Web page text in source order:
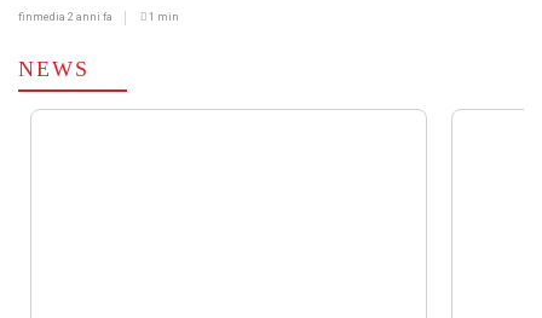
finmedia 2 anni fa 1 min
NEWS